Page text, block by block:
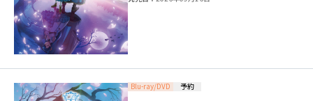
Blu-ray/DVD 予約